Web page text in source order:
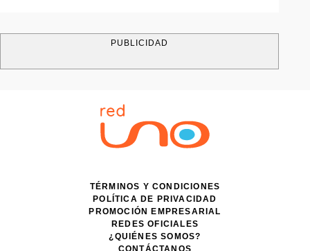
PUBLICIDAD
TÉRMINOS Y CONDICIONES
POLÍTICA DE PRIVACIDAD
PROMOCIÓN EMPRESARIAL
REDES OFICIALES
¿QUIÉNES SOMOS?